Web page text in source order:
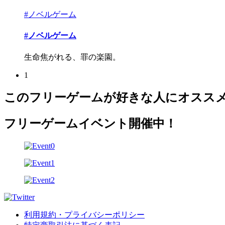
#ノベルゲーム
#ノベルゲーム
生命焦がれる、罪の楽園。
1
このフリーゲームが好きな人にオスス
フリーゲームイベント開催中！
利用規約・プライバシーポリシー